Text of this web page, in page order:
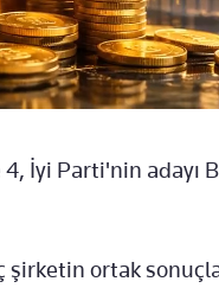
İyi Parti'nin adayı
ortak